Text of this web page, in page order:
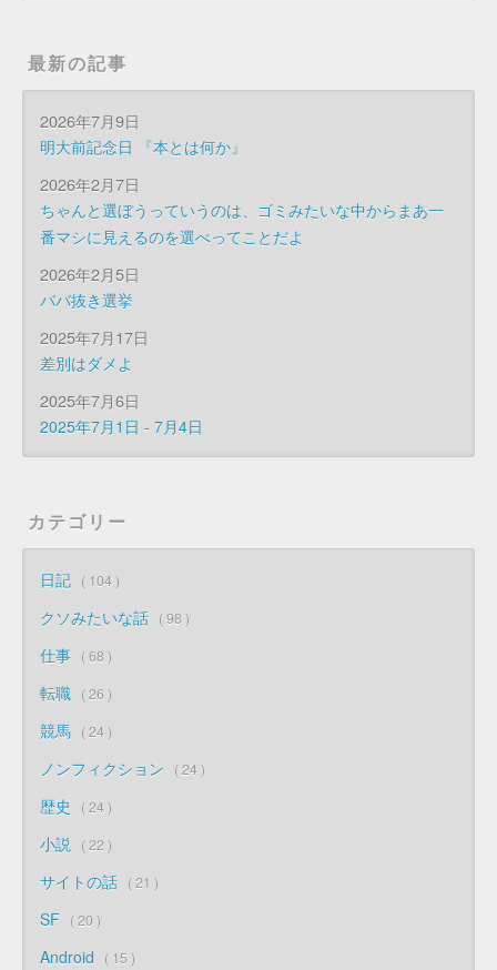
最新の記事
2026年7月9日
明大前記念日 『本とは何か』
2026年2月7日
ちゃんと選ぼうっていうのは、ゴミみたいな中からまあ一
番マシに見えるのを選べってことだよ
2026年2月5日
ババ抜き選挙
2025年7月17日
差別はダメよ
2025年7月6日
2025年7月1日 - 7月4日
カテゴリー
日記 104
クソみたいな話 98
仕事 68
転職 26
競馬 24
ノンフィクション 24
歴史 24
小説 22
サイトの話 21
SF 20
Android 15